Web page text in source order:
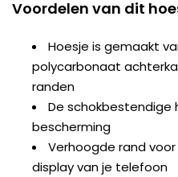
Voordelen van dit
Hoesje is gemaakt
polycarbonaat
randen
De schokbestendige
bescherming
Verhoogde rand
display van je telefoon